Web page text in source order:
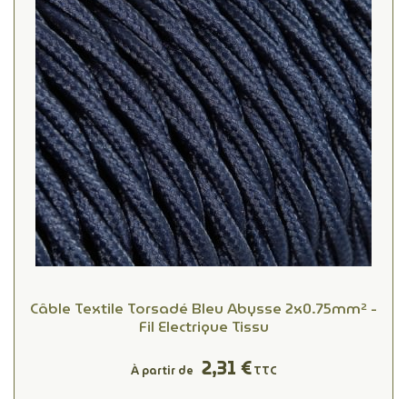
Câble Textile Torsadé Bleu Abysse 2x0.75mm² -
Fil Electrique Tissu
À partir de 2,31 €TTC